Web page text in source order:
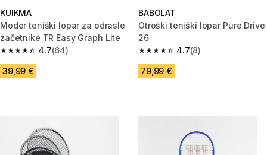
KUIKMA
Moder teniški lopar za odrasle
začetnike TR Easy Graph Lite
4.7
4.7 od 5 zvezdic from 64 ocene
(64)
39,99 €
BABOLAT
Otroški teniški lopar Pure Drive
26
4.7
4.7 od 5 zvezdic from 8 ocene
(8)
79,99 €